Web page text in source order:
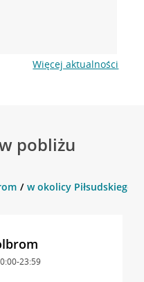
Więcej aktualności
pobliżu
w okolicy Piłsudskiego
23:59